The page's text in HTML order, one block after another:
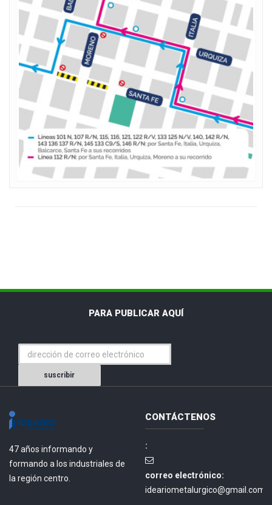
PARA PUBLICAR AQUÍ
suscribir
47 años informando y
formando a los industriales de
la región centro.
CONTÁCTENOS
:
correo electrónico:
ideariometalurgico@gmail.com.